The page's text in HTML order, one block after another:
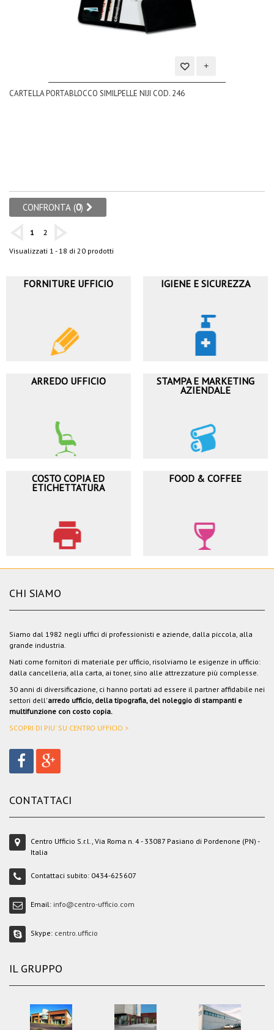
Aggiungi
alla
CARTELLA PORTABLOCCO SIMILPELLE NIJI COD. 246
CONFRONTA (0)
1
2
Visualizzati 1 - 18 di 20 prodotti
FORNITURE UFFICIO IGIENE E SICUREZZA
ARREDO UFFICIO STAMPA E MARKETING
AZIENDALE
COSTO COPIA ED
ETICHETTATURA
FOOD & COFFEE
CHI SIAMO
Siamo dal 1982 negli uffici di professionisti e aziende, dalla piccola, alla
grande industria.
Nati come fornitori di materiale per ufficio, risolviamo le esigenze in ufficio:
dalla cancelleria, alla carta, ai toner, sino alle attrezzature più complesse.
30 anni di diversificazione, ci hanno portati ad essere il partner affidabile nei
settori dell'arredo ufficio, della tipografia, del noleggio di stampanti e
multifunzione con costo copia.
SCOPRI DI PIU' SU CENTRO UFFICIO >
CONTATTACI
Centro Ufficio S.r.l., Via Roma n. 4 - 33087 Pasiano di Pordenone (PN) -
Italia
Contattaci subito: 0434-625607
Email: info@centro-ufficio.com
Skype: centro.ufficio
IL GRUPPO